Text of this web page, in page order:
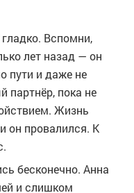
Вспомни,
лет назад — он
пути и даже не
партнёр, пока не
Жизнь
он провалился. К
бесконечно. Анна
и слишком